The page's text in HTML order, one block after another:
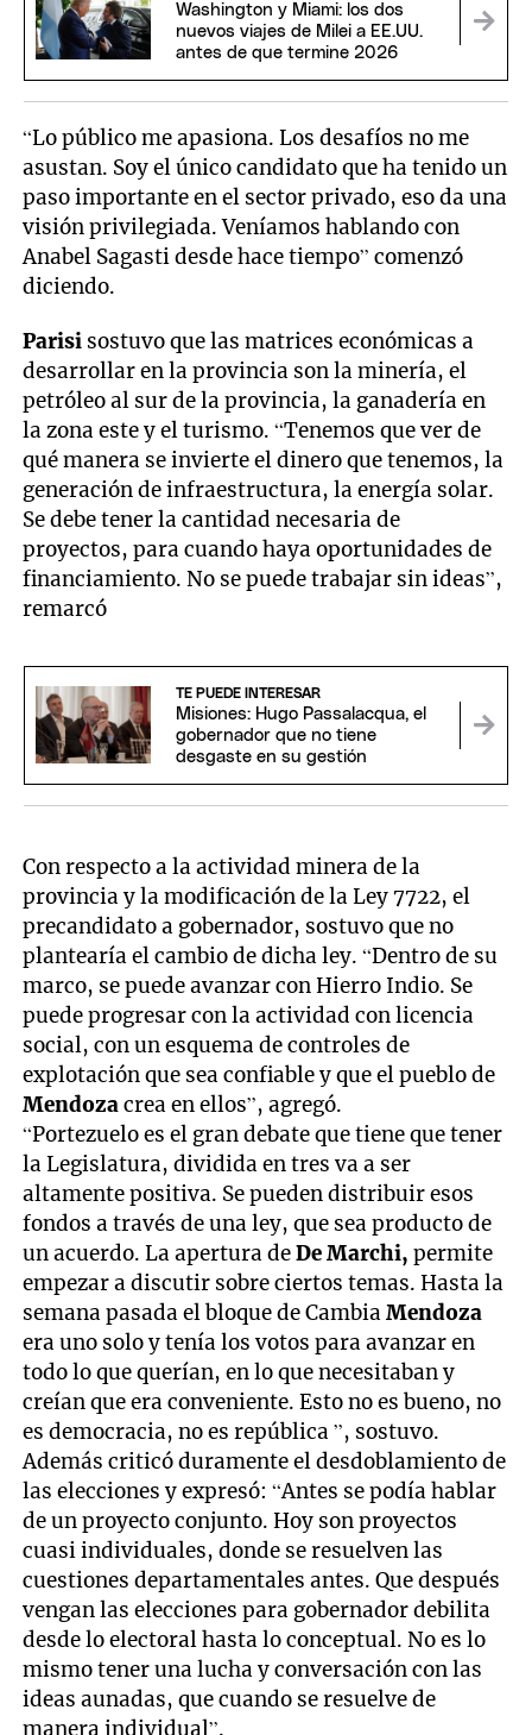
Washington y Miami: los dos
nuevos viajes de Milei a EE.UU.
antes de que termine 2026
“Lo público me apasiona. Los desafíos no me
asustan. Soy el único candidato que ha tenido un
paso importante en el sector privado, eso da una
visión privilegiada. Veníamos hablando con
Anabel Sagasti desde hace tiempo” comenzó
diciendo.
Parisi sostuvo que las matrices económicas a
desarrollar en la provincia son la minería, el
petróleo al sur de la provincia, la ganadería en
la zona este y el turismo. “Tenemos que ver de
qué manera se invierte el dinero que tenemos, la
generación de infraestructura, la energía solar.
Se debe tener la cantidad necesaria de
proyectos, para cuando haya oportunidades de
financiamiento. No se puede trabajar sin ideas”,
remarcó
TE PUEDE INTERESAR
Misiones: Hugo Passalacqua, el
gobernador que no tiene
desgaste en su gestión
Con respecto a la actividad minera de la
provincia y la modificación de la Ley 7722, el
precandidato a gobernador, sostuvo que no
plantearía el cambio de dicha ley. “Dentro de su
marco, se puede avanzar con Hierro Indio. Se
puede progresar con la actividad con licencia
social, con un esquema de controles de
explotación que sea confiable y que el pueblo de
Mendozacrea en ellos”, agregó.
“Portezuelo es el gran debate que tiene que tener
la Legislatura, dividida en tres va a ser
altamente positiva. Se pueden distribuir esos
fondos a través de una ley, que sea producto de
un acuerdo. La apertura deDe Marchi, permite
empezar a discutir sobre ciertos temas. Hasta la
semana pasada el bloque de CambiaMendoza
era uno solo y tenía los votos para avanzar en
todo lo que querían, en lo que necesitaban y
creían que era conveniente. Esto no es bueno, no
es democracia, no es república ”, sostuvo.
Además criticó duramente el desdoblamiento de
las elecciones y expresó: “Antes se podía hablar
de un proyecto conjunto. Hoy son proyectos
cuasi individuales, donde se resuelven las
cuestiones departamentales antes. Que después
vengan las elecciones para gobernador debilita
desde lo electoral hasta lo conceptual. No es lo
mismo tener una lucha y conversación con las
ideas aunadas, que cuando se resuelve de
manera individual”.